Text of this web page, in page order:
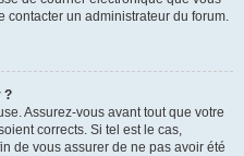
contacter un administrateur du forum.
?
Assurez-vous avant tout que votre
corrects. Si tel est le cas,
de vous assurer de ne pas avoir été